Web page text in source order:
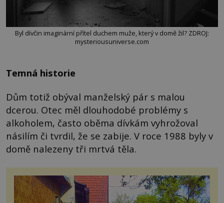
Byl dívčin imaginární přítel duchem muže, který v domě žil? ZDROJ:
mysteriousuniverse.com
Temná historie
Dům totiž obýval manželský pár s malou
dcerou. Otec měl dlouhodobé problémy s
alkoholem, často oběma dívkám vyhrožoval
násilím či tvrdil, že se zabije. V roce 1988 byly v
domě nalezeny tři mrtvá těla.